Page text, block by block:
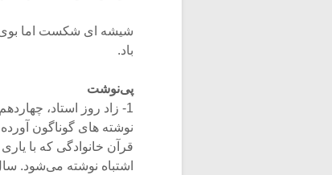
شیشه ای شکست اما بوی
باد.
پی‌نوشت
1- زاد روز استاد،
نوشته های گوناگون
قرآن خانوادگی که با
اشتباه نوشته می‌شود. سال تولد